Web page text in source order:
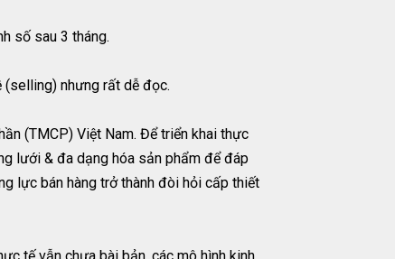
số sau 3 tháng.
(selling) nhưng rất dễ đọc.
(TMCP) Việt Nam. Để triển khai thực
lưới & đa dạng hóa sản phẩm để đáp
lực bán hàng trở thành đòi hỏi cấp thiết